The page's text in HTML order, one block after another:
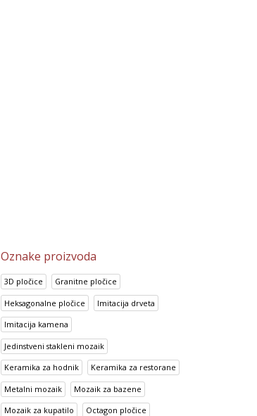
Oznake proizvoda
3D pločice Granitne pločice
Heksagonalne pločice Imitacija drveta
Imitacija kamena
Jedinstveni stakleni mozaik
Keramika za hodnik Keramika za restorane
Metalni mozaik Mozaik za bazene
Mozaik za kupatilo Octagon pločice